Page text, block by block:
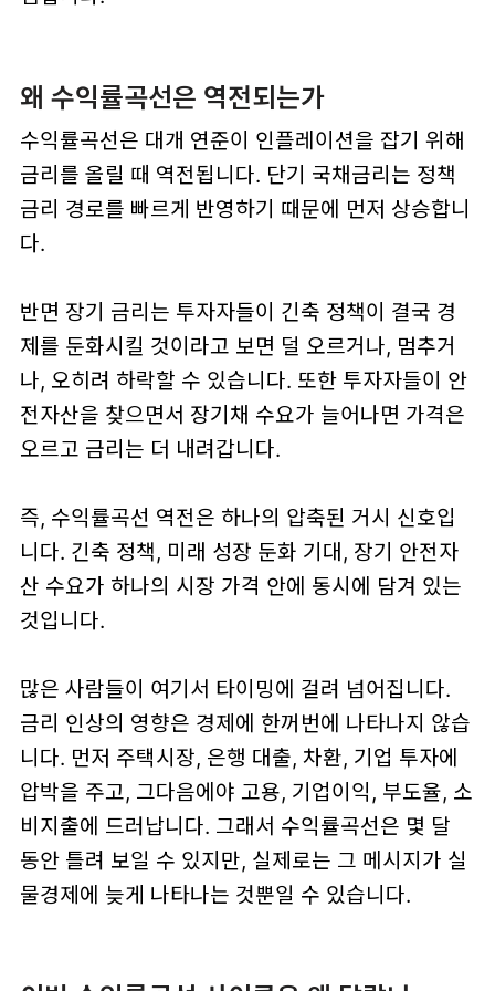
왜 수익률곡선은 역전되는가
수익률곡선은 대개 연준이 인플레이션을 잡기 위해
금리를 올릴 때 역전됩니다. 단기 국채금리는 정책
금리 경로를 빠르게 반영하기 때문에 먼저 상승합니
다.
반면 장기 금리는 투자자들이 긴축 정책이 결국 경
제를 둔화시킬 것이라고 보면 덜 오르거나, 멈추거
나, 오히려 하락할 수 있습니다. 또한 투자자들이 안
전자산을 찾으면서 장기채 수요가 늘어나면 가격은
오르고 금리는 더 내려갑니다.
즉, 수익률곡선 역전은 하나의 압축된 거시 신호입
니다. 긴축 정책, 미래 성장 둔화 기대, 장기 안전자
산 수요가 하나의 시장 가격 안에 동시에 담겨 있는
것입니다.
많은 사람들이 여기서 타이밍에 걸려 넘어집니다.
금리 인상의 영향은 경제에 한꺼번에 나타나지 않습
니다. 먼저 주택시장, 은행 대출, 차환, 기업 투자에
압박을 주고, 그다음에야 고용, 기업이익, 부도율, 소
비지출에 드러납니다. 그래서 수익률곡선은 몇 달
동안 틀려 보일 수 있지만, 실제로는 그 메시지가 실
물경제에 늦게 나타나는 것뿐일 수 있습니다.